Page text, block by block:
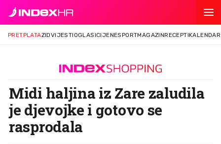
PRETPLATAZIDVIJESTIOGLASICIJENESPORTMAGAZINRECEPTIKALENDAR
Midi haljina iz Zare zaludila
je djevojke i gotovo se
rasprodala